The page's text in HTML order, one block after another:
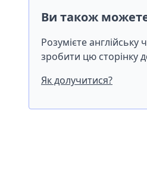
Ви також
Розумієте
зробити цю сторінку
Як долучитися?